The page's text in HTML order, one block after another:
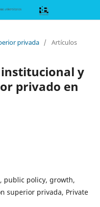
privada / Artículos
y
privado en
public policy, growth,
superior privada, Private